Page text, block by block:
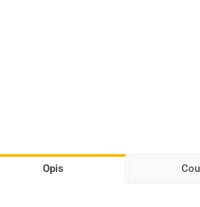
Opis